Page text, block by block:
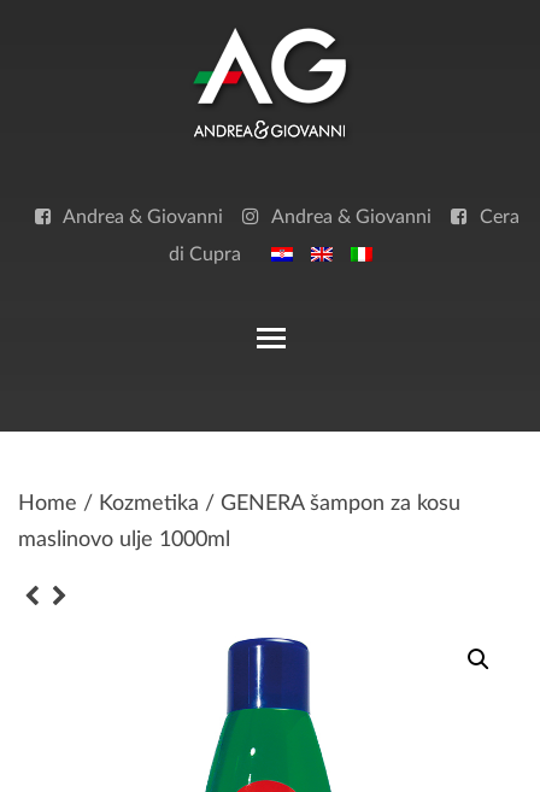
Andrea & Giovanni Andrea & Giovanni Cera
di Cupra
Home / Kozmetika / GENERA šampon za kosu
maslinovo ulje 1000ml